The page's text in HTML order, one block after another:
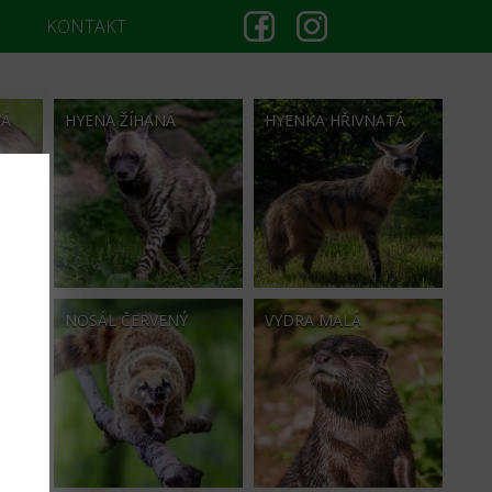
KONTAKT
HYENA ŽÍHANÁ HYENKA HŘIVNATÁ
NOSÁL ČERVENÝ VYDRA MALÁ